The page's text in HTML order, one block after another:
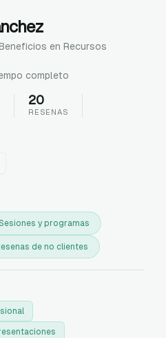
en Recursos
completo
20
RESENAS
y programas
de no clientes